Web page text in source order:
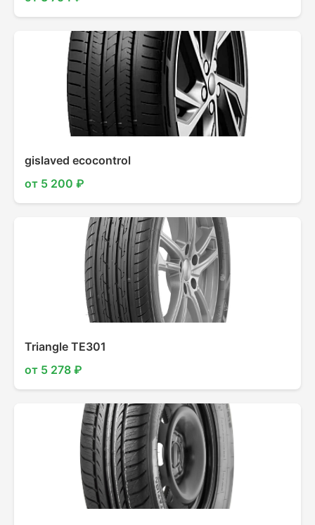
gislaved ecocontrol
от 5 200 ₽
Triangle TE301
от 5 278 ₽